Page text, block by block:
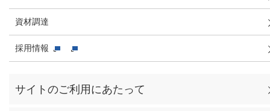
資材調達
採用情報
サイトのご利用にあたって